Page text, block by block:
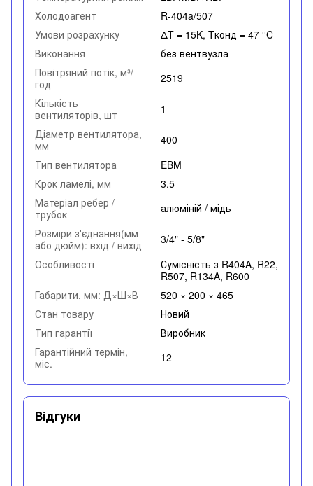
Холодоагент
R-404a/507
Умови розрахунку
ΔT = 15K, Tконд = 47 °C
Виконання
без вентвузла
Повітряний потік, м³/
год
2519
Кількість
вентиляторів, шт
1
Діаметр вентилятора,
мм
400
Тип вентилятора
EBM
Крок ламелі, мм
3.5
Матеріал ребер /
трубок
алюміній / мідь
Розміри з'єднання(мм
або дюйм): вхід / вихід
3/4" - 5/8"
Особливості
Сумісність з R404A, R22,
R507, R134A, R600
Габарити, мм: Д×Ш×В
520 × 200 × 465
Стан товару
Новий
Тип гарантії
Виробник
Гарантійний термін,
міс.
12
Відгуки